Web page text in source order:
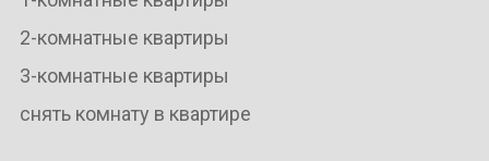
2-комнатные квартиры
3-комнатные квартиры
снять комнату в квартире